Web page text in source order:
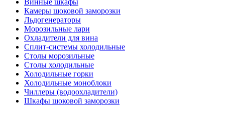
Винные шкафы
Камеры шоковой заморозки
Льдогенераторы
Морозильные лари
Охладители для вина
Сплит-системы холодильные
Столы морозильные
Столы холодильные
Холодильные горки
Холодильные моноблоки
Чиллеры (водоохладители)
Шкафы шоковой заморозки